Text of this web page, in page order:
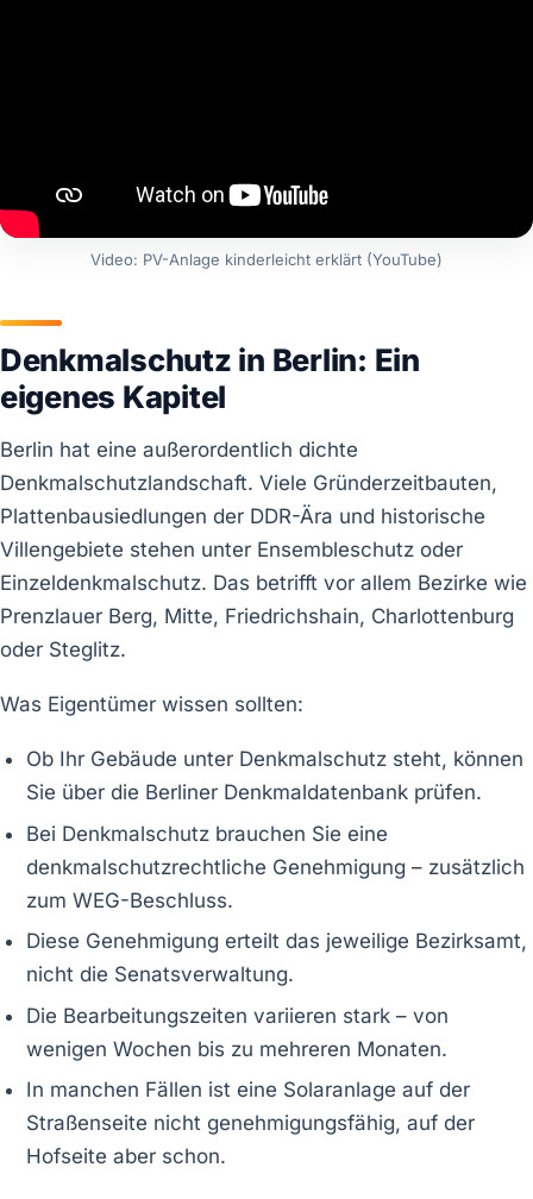
Video: PV-Anlage kinderleicht erklärt (YouTube)
Denkmalschutz in Berlin: Ein
eigenes Kapitel
Berlin hat eine außerordentlich dichte
Denkmalschutzlandschaft. Viele Gründerzeitbauten,
Plattenbausiedlungen der DDR-Ära und historische
Villengebiete stehen unter Ensembleschutz oder
Einzeldenkmalschutz. Das betrifft vor allem Bezirke wie
Prenzlauer Berg, Mitte, Friedrichshain, Charlottenburg
oder Steglitz.
Was Eigentümer wissen sollten:
Ob Ihr Gebäude unter Denkmalschutz steht, können
Sie über die Berliner Denkmaldatenbank prüfen.
Bei Denkmalschutz brauchen Sie eine
denkmalschutzrechtliche Genehmigung – zusätzlich
zum WEG-Beschluss.
Diese Genehmigung erteilt das jeweilige Bezirksamt,
nicht die Senatsverwaltung.
Die Bearbeitungszeiten variieren stark – von
wenigen Wochen bis zu mehreren Monaten.
In manchen Fällen ist eine Solaranlage auf der
Straßenseite nicht genehmigungsfähig, auf der
Hofseite aber schon.